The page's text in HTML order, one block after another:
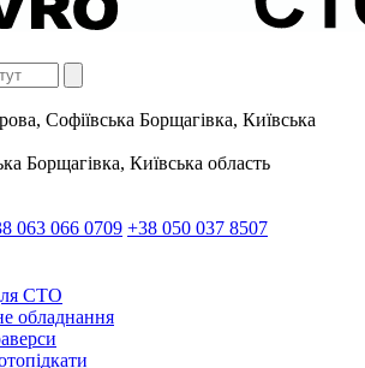
Софіївська Борщагівка, Київська
Борщагівка, Київська область
063 066 0709 +38 050 037 8507
СТО
обладнання